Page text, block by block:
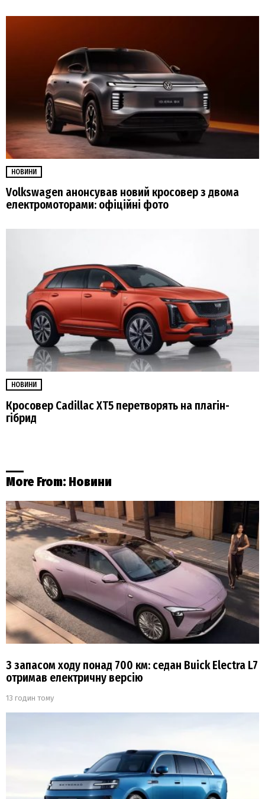
НОВИНИ
Volkswagen анонсував новий кросовер з двома
електромоторами: офіційні фото
НОВИНИ
Кросовер Cadillac XT5 перетворять на плагін-
гібрид
More From: Новини
З запасом ходу понад 700 км: седан Buick Electra L7
отримав електричну версію
13 годин тому